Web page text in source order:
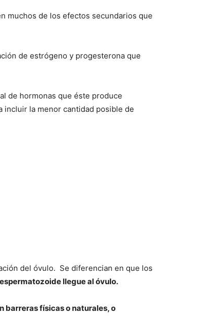
muchos de los efectos secundarios que
de estrógeno y progesterona que
de hormonas que éste produce
incluir la menor cantidad posible de
del óvulo. Se diferencian en que los
llegue al óvulo.
barreras físicas o naturales, o